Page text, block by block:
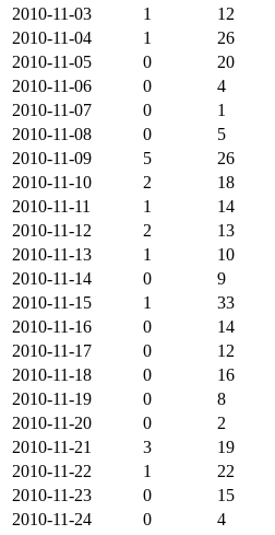
2010-11-03
1 12
2010-11-04
1 26
2010-11-05
0 20
2010-11-06
0 4
2010-11-07
0 1
2010-11-08
0 5
2010-11-09
5 26
2010-11-10
2 18
2010-11-11
1 14
2010-11-12
2 13
2010-11-13
1 10
2010-11-14
0 9
2010-11-15
1 33
2010-11-16
0 14
2010-11-17
0 12
2010-11-18
0 16
2010-11-19
0 8
2010-11-20
0 2
2010-11-21
3 19
2010-11-22
1 22
2010-11-23
0 15
2010-11-24
0 4